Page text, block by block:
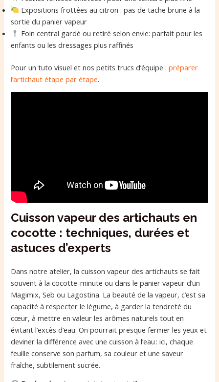
Expositions frottées au citron : pas de tache brune à la
sortie du panier vapeur
Foin central gardé ou retiré selon envie: parfait pour les
enfants ou les dressages plus raffinés
Pour un tuto visuel et nos petits trucs d’équipe :préparer
l’artichaut étape par étape.
Cuisson vapeur des artichauts en
cocotte : techniques, durées et
astuces d’experts
Dans notre atelier, la cuisson vapeur des artichauts se fait
souvent à la cocotte-minute ou dans le panier vapeur d’un
Magimix, Seb ou Lagostina. La beauté de la vapeur, c’est sa
capacité à respecter le légume, à garder la tendreté du
cœur, à mettre en valeur les arômes naturels tout en
évitant l’excès d’eau. On pourrait presque fermer les yeux et
deviner la différence avec une cuisson à l’eau : ici, chaque
feuille conserve son parfum, sa couleur et une saveur
fraîche, subtilement sucrée.